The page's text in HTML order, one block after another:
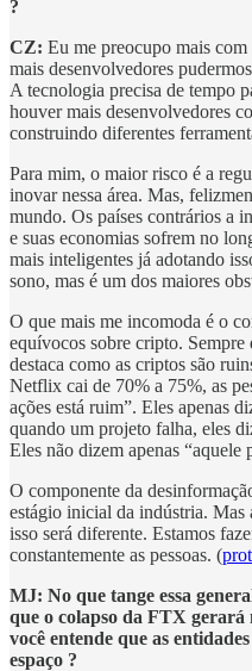
?
CZ: Eu me preocupo mais
mais desenvolvedores
A tecnologia precisa de tempo
houver mais desenvolvedores
construindo diferentes
Para mim, o maior risco é a
inovar nessa área. Mas,
mundo. Os países contrários a
e suas economias sofrem no
mais inteligentes já adotando
sono, mas é um dos maiores
O que mais me incomoda é o
equívocos sobre cripto.
destaca como as criptos são
Netflix cai de 70% a 75%, as
ações está ruim”. Eles apenas
quando um projeto falha, eles
Eles não dizem apenas “aquele
O componente da
estágio inicial da indústria. Mas
isso será diferente. Estamos
constantemente as pessoas. (
MJ: No que tange essa
que o colapso da FTX gerará
você entende que as
espaço ?